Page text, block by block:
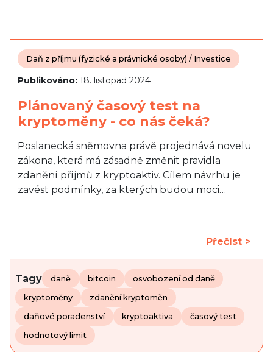
Daň z příjmu (fyzické a právnické osoby) / Investice
Publikováno: 18. listopad 2024
Plánovaný časový test na
kryptoměny - co nás čeká?
Poslanecká sněmovna právě projednává novelu
zákona, která má zásadně změnit pravidla
zdanění příjmů z kryptoaktiv. Cílem návrhu je
zavést podmínky, za kterých budou moci…
Přečíst >
Tagy daně bitcoin osvobození od daně
kryptoměny zdanění kryptoměn
daňové poradenství kryptoaktiva časový test
hodnotový limit